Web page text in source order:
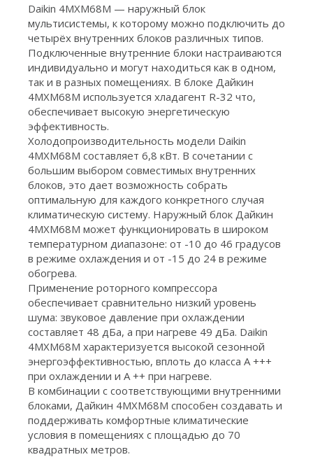
Daikin 4MXM68M — наружный блок
мультисистемы, к которому можно подключить до
четырёх внутренних блоков различных типов.
Подключенные внутренние блоки настраиваются
индивидуально и могут находиться как в одном,
так и в разных помещениях. В блоке Дайкин
4MXM68M используется хладагент R-32 что,
обеспечивает высокую энергетическую
эффективность.
Холодопроизводительность модели Daikin
4MXM68M составляет 6,8 кВт. В сочетании с
большим выбором совместимых внутренних
блоков, это дает возможность собрать
оптимальную для каждого конкретного случая
климатическую систему. Наружный блок Дайкин
4MXM68M может функционировать в широком
температурном диапазоне: от -10 до 46 градусов
в режиме охлаждения и от -15 до 24 в режиме
обогрева.
Применение роторного компрессора
обеспечивает сравнительно низкий уровень
шума: звуковое давление при охлаждении
составляет 48 дБа, а при нагреве 49 дБа. Daikin
4MXM68M характеризуется высокой сезонной
энергоэффективностью, вплоть до класса A +++
при охлаждении и A ++ при нагреве.
В комбинации с соответствующими внутренними
блоками, Дайкин 4MXM68M способен создавать и
поддерживать комфортные климатические
условия в помещениях с площадью до 70
квадратных метров.